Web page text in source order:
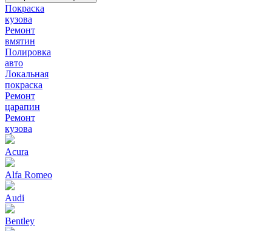
Покраска
кузова
Ремонт
вмятин
Полировка
авто
Локальная
покраска
Ремонт
царапин
Ремонт
кузова
Acura
Alfa Romeo
Audi
Bentley